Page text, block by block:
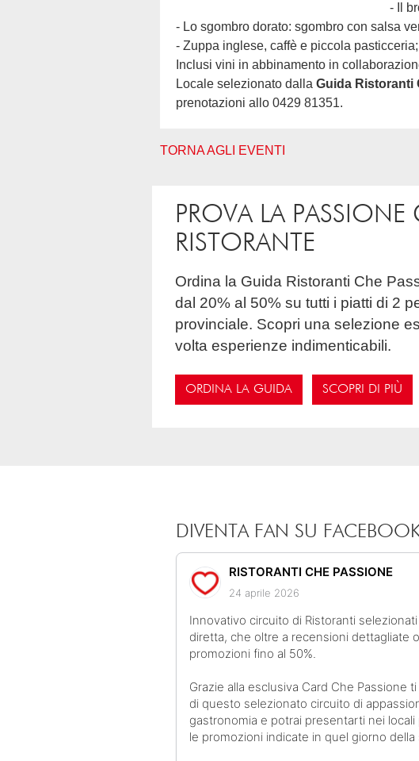
- Il
- Lo sgombro dorato: sgombro con salsa
- Zuppa inglese, caffè e piccola pasticceria;
Inclusi vini in abbinamento in
Locale selezionato dalla Guida Ristoranti
prenotazioni allo 0429 81351.
TORNA AGLI EVENTI
PROVA LA
RISTORANTE
Ordina la Guida Ristoranti Che Passione e inizia un viaggio gastronomico unico risparmiando ogni volta
dal 20% al 50% su tutti i piatti di 2
provinciale. Scopri una selezione
volta esperienze indimenticabili.
ORDINA LA GUIDA SCOPRI DI PIÙ
DIVENTA FAN SU
RISTORANTI CHE PASSIONE
24 aprile 2026
Innovativo circuito di Ristoranti
diretta, che oltre a recensioni dettagliate
promozioni fino al 50%.
Grazie alla esclusiva Card Che Passione
di questo selezionato circuito di
gastronomia e potrai presentarti nei
le promozioni indicate in quel giorno della